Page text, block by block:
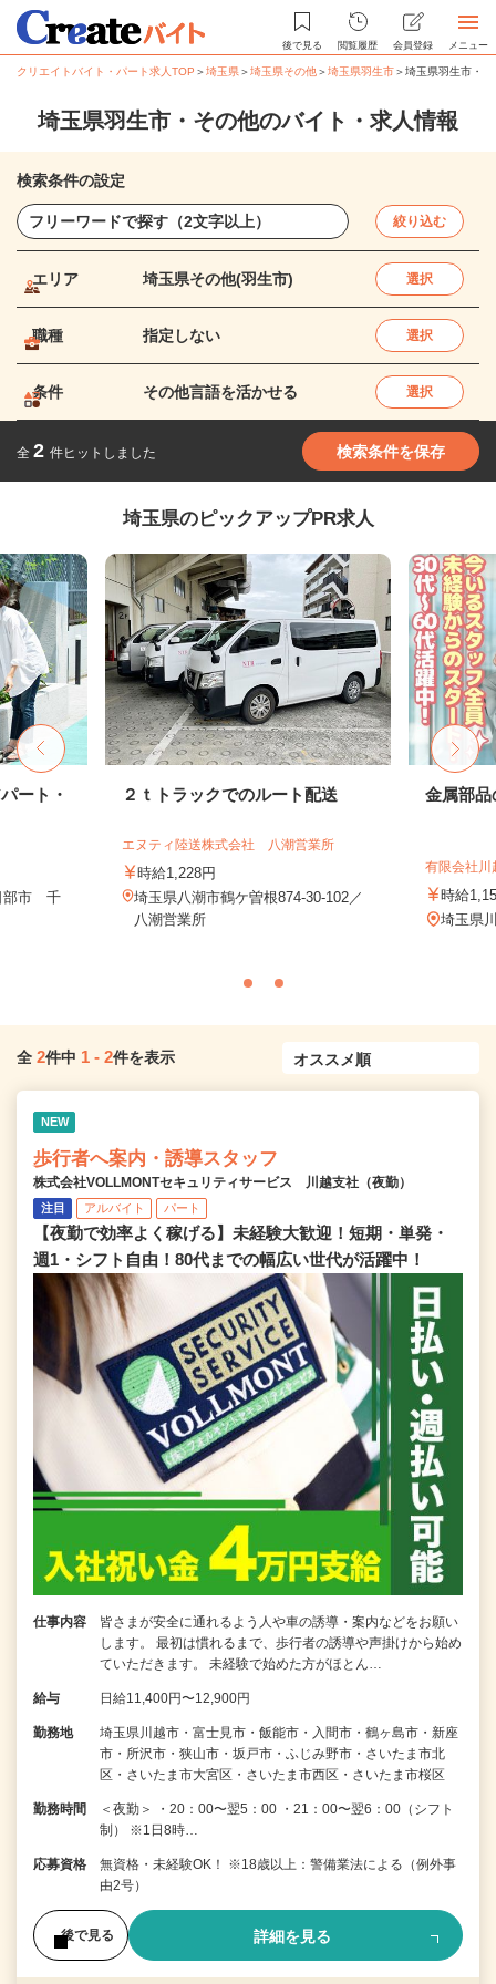
後で見る 閲覧履歴 会員登録 メニュー
クリエイトバイト・パート求人TOP ＞埼玉県＞埼玉県その他＞埼玉県羽生市＞埼玉県羽生市・
埼玉県羽生市・その他のバイト・求人情報
検索条件の設定
絞り込む
エリア 埼玉県その他(羽生市) 選択
職種 指定しない 選択
条件 その他言語を活かせる 選択
全 2 件ヒットしました 検索条件を保存
埼玉県のピックアップPR求人
ート・
部市 千
２ｔトラックでのルート配送
エヌティ陸送株式会社 八潮営業所
時給1,228円
埼玉県八潮市鶴ケ曽根874-30-102／
八潮営業所
金属部品
有限会社川
時給
埼玉県
全 2件中 1 - 2件を表示
NEW
歩行者へ案内・誘導スタッフ
株式会社VOLLMONTセキュリティサービス 川越支社（夜勤）
注目 アルバイト パート
【夜勤で効率よく稼げる】未経験大歓迎！短期・単発・
週1・シフト自由！80代までの幅広い世代が活躍中！
仕事内容
皆さまが安全に通れるよう人や車の誘導・案内などをお願い
します。 最初は慣れるまで、歩行者の誘導や声掛けから始め
ていただきます。 未経験で始めた方がほとん…
給与 日給11,400円〜12,900円
勤務地
埼玉県川越市・富士見市・飯能市・入間市・鶴ヶ島市・新座
市・所沢市・狭山市・坂戸市・ふじみ野市・さいたま市北
区・さいたま市大宮区・さいたま市西区・さいたま市桜区
勤務時間
＜夜勤＞ ・20：00〜翌5：00 ・21：00〜翌6：00（シフト
制） ※1日8時…
応募資格
無資格・未経験OK！ ※18歳以上：警備業法による（例外事
由2号）
後で見る 詳細を見る